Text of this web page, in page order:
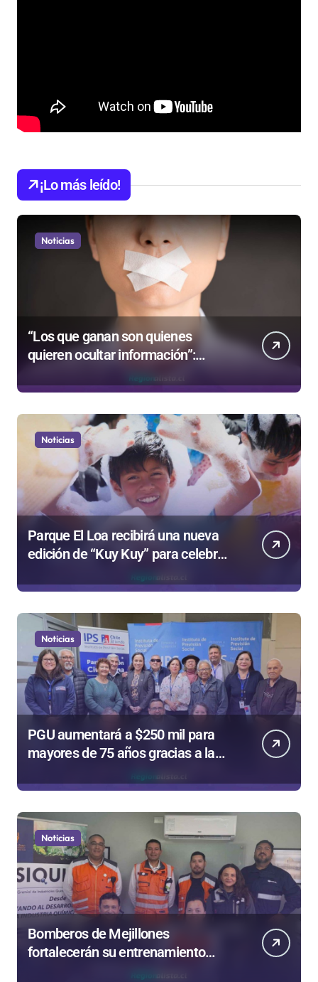
¡Lo más leído!
Noticias
“Los que ganan son quienes
quieren ocultar información”:
Colegio de Periodistas cuestiona la
“Ley Mordaza 2.0”
Noticias
Parque El Loa recibirá una nueva
edición de “Kuy Kuy” para celebrar
Noticias
PGU aumentará a $250 mil para
mayores de 75 años gracias a la
reforma aprobada el 2025
Noticias
Bomberos de Mejillones
fortalecerán su entrenamiento
para enfrentar emergencias